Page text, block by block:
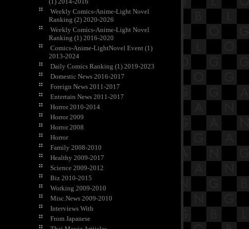
Weekly Comics-Anime-Light Novel
Ranking (2) 2020-2026
Weekly Comics-Anime-Light Novel
Ranking (1) 2016-2020
Comics-Anime-LightNovel Event (1)
2013-2024
Daily Comics Ranking (1) 2019-2023
Domestic News 2016-2017
Foreign News 2011-2017
Entertain News 2011-2017
Horror 2010-2014
Horror 2009
Horror 2008
Horror
Family 2008-2010
Healthy 2009-2017
Science 2009-2012
Biz 2010-2015
Working 2009-2010
Misc.News 2009-2010
Interviews With
From Japanese